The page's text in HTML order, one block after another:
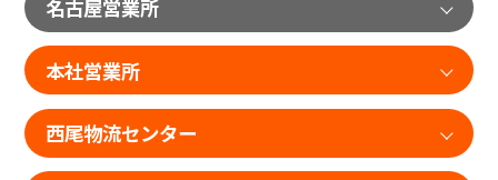
名古屋営業所
本社営業所
西尾物流センター